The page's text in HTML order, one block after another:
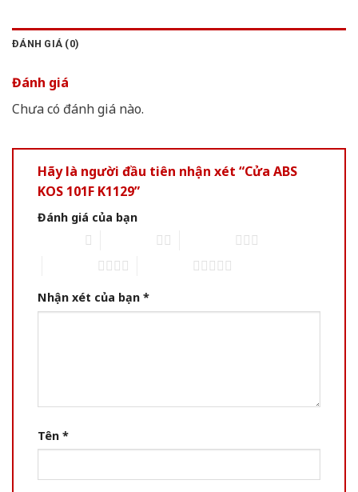
ĐÁNH GIÁ (0)
Đánh giá
Chưa có đánh giá nào.
Hãy là người đầu tiên nhận xét “Cửa ABS
KOS 101F K1129”
Đánh giá của bạn
Nhận xét của bạn *
Tên *